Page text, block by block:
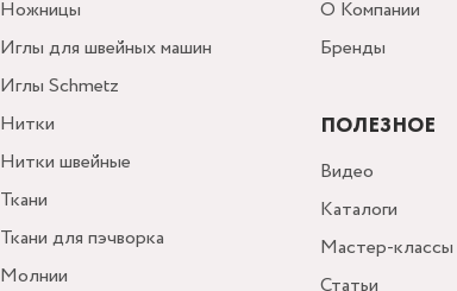
Ножницы
Иглы для швейных машин
Иглы Schmetz
Нитки
Нитки швейные
Ткани
Ткани для пэчворка
Молнии
О Компании
Бренды
ПОЛЕЗНОЕ
Видео
Каталоги
Мастер-классы